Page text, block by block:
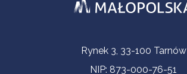
Contact InformationRynek 3, 33-100 Tarnów
NIP: 873-000-76-51